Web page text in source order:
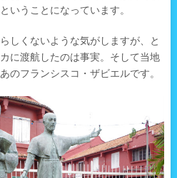
いうことになっています。
しくないような気がしますが、と
に渡航したのは事実。そして当地
のフランシスコ・ザビエルです。